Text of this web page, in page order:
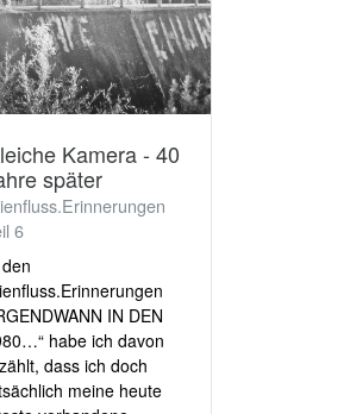
Kamera - 40
später
6
IN DEN
habe ich davon
dass ich doch
meine heute